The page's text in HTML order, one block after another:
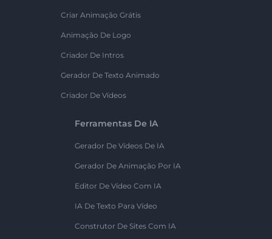
Criar Animação Grátis
Animação De Logo
Criador De Intros
Gerador De Texto Animado
Criador De Vídeos
Ferramentas De IA
Gerador De Vídeos De IA
Gerador De Animação Por IA
Editor De Vídeo Com IA
IA De Texto Para Vídeo
Construtor De Sites Com IA